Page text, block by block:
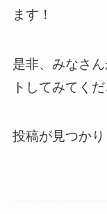
ます！
是非、みなさ
トしてみてくだ
投稿が見つかり